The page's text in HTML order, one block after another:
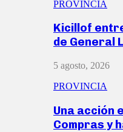
PROVINCIA
Kicillof
de General
5 agosto, 2026
PROVINCIA
Una acción
Compras y